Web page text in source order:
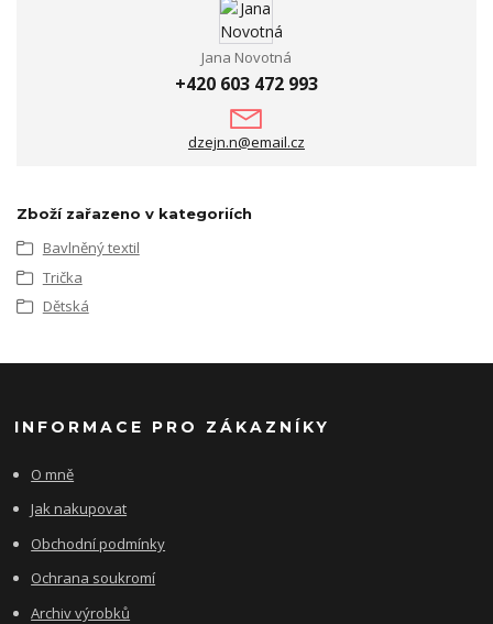
Jana Novotná
+420 603 472 993
dzejn.n@email.cz
Zboží zařazeno v kategoriích
Bavlněný textil
Trička
Dětská
INFORMACE PRO ZÁKAZNÍKY
O mně
Jak nakupovat
Obchodní podmínky
Ochrana soukromí
Archiv výrobků